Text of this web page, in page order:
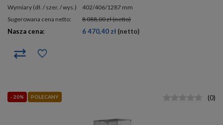
wymiary (dł. / szer. / wys.)
402/406/1287 mm
Sugerowana cena netto:
8 088,00 zł(netto)
Nasza cena: 6 470,40 zł (netto)
- 20% POLECANY (0)